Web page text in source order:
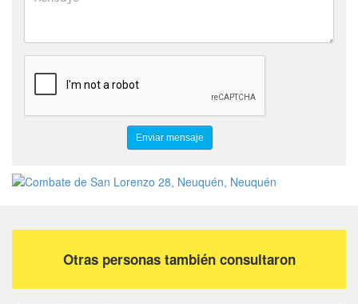
Otras personas también consultaron